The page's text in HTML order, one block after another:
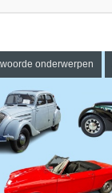
onderwerpen